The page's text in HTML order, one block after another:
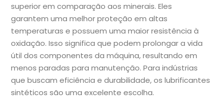
superior em comparação aos minerais. Eles
garantem uma melhor proteção em altas
temperaturas e possuem uma maior resistência à
oxidação. Isso significa que podem prolongar a vida
útil dos componentes da máquina, resultando em
menos paradas para manutenção. Para indústrias
que buscam eficiência e durabilidade, os lubrificantes
sintéticos são uma excelente escolha.